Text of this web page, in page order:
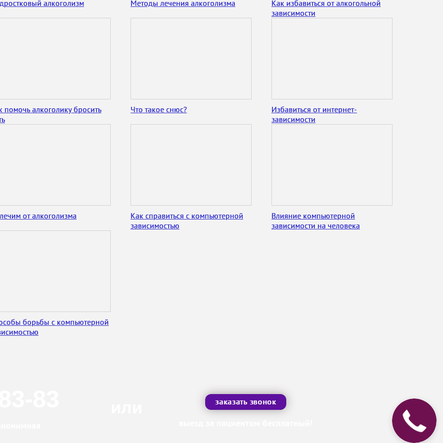
алкоголизм Методы лечения алкоголизма
Как избавиться от алкогольной
зависимости
помочь алкоголику бросить
Что такое снюс?
Избавиться от интернет-
зависимости
от алкоголизма
Как справиться с компьютерной
зависимостью
Влияние компьютерной
зависимости на человека
борьбы с компьютерной
заказать звонок